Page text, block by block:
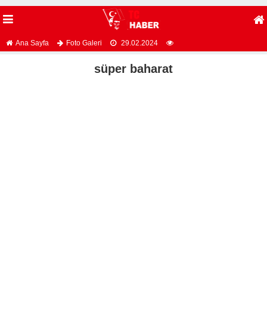
Ana Sayfa Foto Galeri 29.02.2024
süper baharat